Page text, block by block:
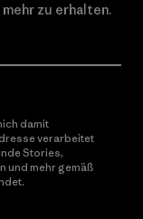
zu erhalten.
damit
verarbeitet
Stories,
und mehr gemäß